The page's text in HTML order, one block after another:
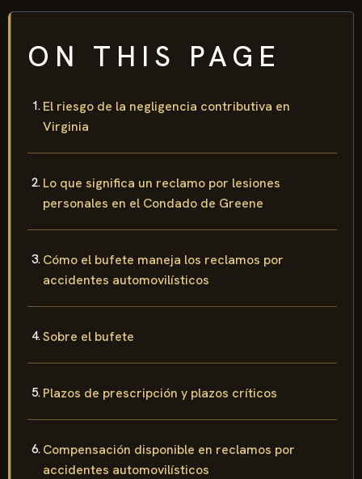
ON THIS PAGE
El riesgo de la negligencia contributiva en
Virginia
Lo que significa un reclamo por lesiones
personales en el Condado de Greene
Cómo el bufete maneja los reclamos por
accidentes automovilísticos
Sobre el bufete
Plazos de prescripción y plazos críticos
Compensación disponible en reclamos por
accidentes automovilísticos